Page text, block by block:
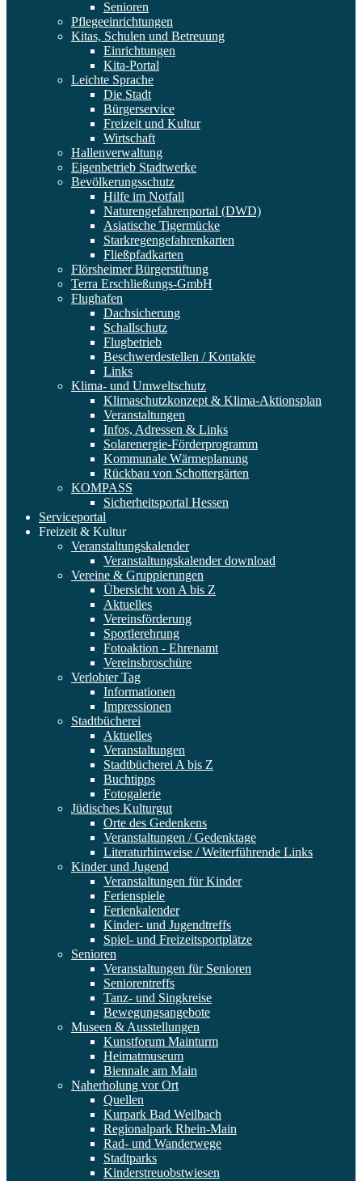
Senioren
Pflegeeinrichtungen
Kitas, Schulen und Betreuung
Einrichtungen
Kita-Portal
Leichte Sprache
Die Stadt
Bürgerservice
Freizeit und Kultur
Wirtschaft
Hallenverwaltung
Eigenbetrieb Stadtwerke
Bevölkerungsschutz
Hilfe im Notfall
Naturengefahrenportal (DWD)
Asiatische Tigermücke
Starkregengefahrenkarten
Fließpfadkarten
Flörsheimer Bürgerstiftung
Terra Erschließungs-GmbH
Flughafen
Dachsicherung
Schallschutz
Flugbetrieb
Beschwerdestellen / Kontakte
Links
Klima- und Umweltschutz
Klimaschutzkonzept & Klima-Aktionsplan
Veranstaltungen
Infos, Adressen & Links
Solarenergie-Förderprogramm
Kommunale Wärmeplanung
Rückbau von Schottergärten
KOMPASS
Sicherheitsportal Hessen
Serviceportal
Freizeit & Kultur
Veranstaltungskalender
Veranstaltungskalender download
Vereine & Gruppierungen
Übersicht von A bis Z
Aktuelles
Vereinsförderung
Sportlerehrung
Fotoaktion - Ehrenamt
Vereinsbroschüre
Verlobter Tag
Informationen
Impressionen
Stadtbücherei
Aktuelles
Veranstaltungen
Stadtbücherei A bis Z
Buchtipps
Fotogalerie
Jüdisches Kulturgut
Orte des Gedenkens
Veranstaltungen / Gedenktage
Literaturhinweise / Weiterführende Links
Kinder und Jugend
Veranstaltungen für Kinder
Ferienspiele
Ferienkalender
Kinder- und Jugendtreffs
Spiel- und Freizeitsportplätze
Senioren
Veranstaltungen für Senioren
Seniorentreffs
Tanz- und Singkreise
Bewegungsangebote
Museen & Ausstellungen
Kunstforum Mainturm
Heimatmuseum
Biennale am Main
Naherholung vor Ort
Quellen
Kurpark Bad Weilbach
Regionalpark Rhein-Main
Rad- und Wanderwege
Stadtparks
Kinderstreuobstwiesen